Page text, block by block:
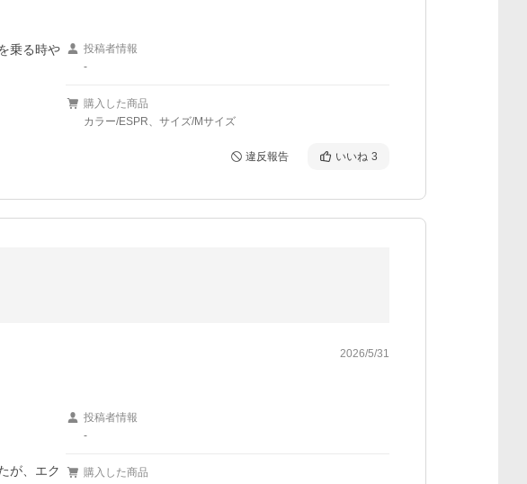
乗る時や
投稿者情報
-
購入した商品
カラー/ESPR、サイズ/Mサイズ
違反報告 いいね 3
2026/5/31
が、エク
投稿者情報
-
購入した商品